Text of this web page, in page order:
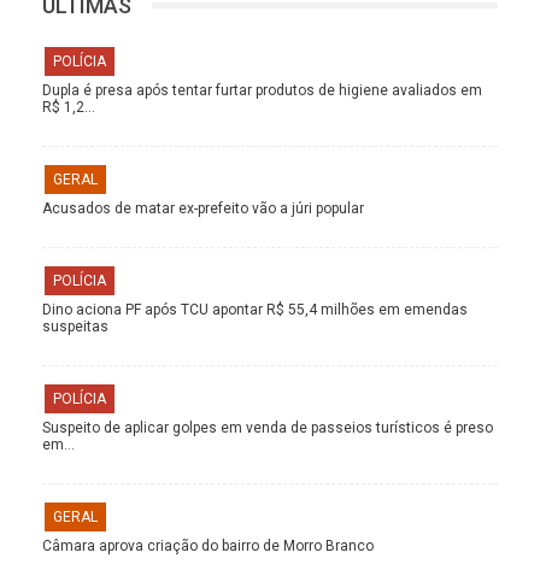
POLÍCIA
Dupla é presa após tentar furtar produtos de higiene avaliados em
R$ 1,2…
GERAL
Acusados de matar ex-prefeito vão a júri popular
POLÍCIA
Dino aciona PF após TCU apontar R$ 55,4 milhões em emendas
suspeitas
POLÍCIA
Suspeito de aplicar golpes em venda de passeios turísticos é preso
em…
GERAL
Câmara aprova criação do bairro de Morro Branco